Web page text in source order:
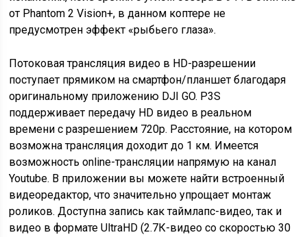
от Phantom 2 Vision+, в данном коптере не
предусмотрен эффект «рыбьего глаза».
Потоковая трансляция видео в HD-разрешении
поступает прямиком на смартфон/планшет благодаря
оригинальному приложению DJI GO. P3S
поддерживает передачу HD видео в реальном
времени с разрешением 720p. Расстояние, на котором
возможна трансляция доходит до 1 км. Имеется
возможность online-трансляции напрямую на канал
Youtube. В приложении вы можете найти встроенный
видеоредактор, что значительно упрощает монтаж
роликов. Доступна запись как таймлапс-видео, так и
видео в формате UltraHD (2.7К-видео со скоростью 30